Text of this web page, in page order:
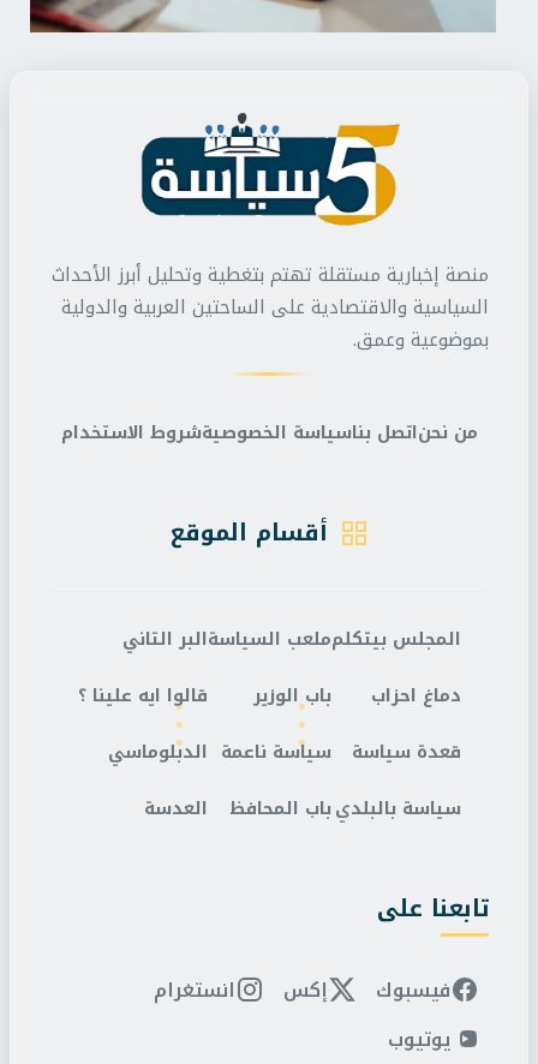
منصة إخبارية مستقلة تهتم بتغطية وتحليل أبرز الأحداث
السياسية والاقتصادية على الساحتين العربية والدولية
بموضوعية وعمق.
من نحناتصل بناسياسة الخصوصيةشروط الاستخدام
أقسام الموقع
المجلس بيتكلم
دماغ احزاب
قعدة سياسة
سياسة بالبلدي
ملعب السياسة
باب الوزير
سياسة ناعمة
باب المحافظ
البر التاني
قالوا ايه علينا ؟
الدبلوماسي
العدسة
تابعنا على
فيسبوك إكس
انستغرام
يوتيوب